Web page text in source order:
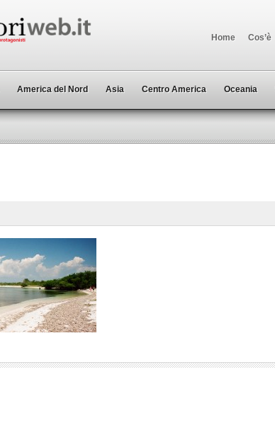
Home Cos’è
America del Nord Asia Centro America Oceania